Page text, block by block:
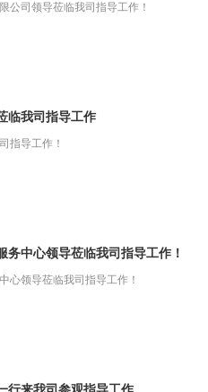
公司领导莅临我司指导工作！
临我司指导工作
指导工作！
务中心领导莅临我司指导工作！
心领导莅临我司指导工作！